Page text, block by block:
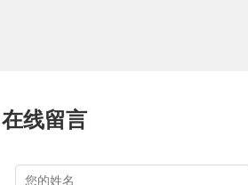
在线留言